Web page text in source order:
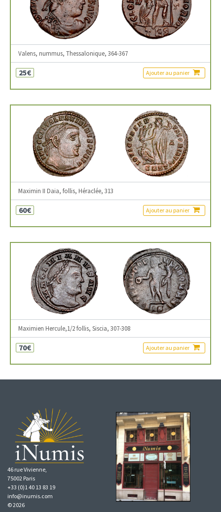
Valens, nummus, Thessalonique, 364-367
25€ Ajouter au panier
Maximin II Daia, follis, Héraclée, 313
60€ Ajouter au panier
Maximien Hercule,1/2 follis, Siscia, 307-308
70€ Ajouter au panier
46 rue Vivienne,
75002 Paris
+33 (0)1 40 13 83 19
info@inumis.com
© 2026